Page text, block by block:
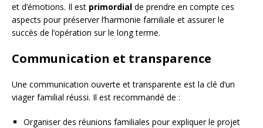
et d’émotions. Il est primordial de prendre en compte ces
aspects pour préserver l’harmonie familiale et assurer le
succès de l’opération sur le long terme.
Communication et transparence
Une communication ouverte et transparente est la clé d’un
viager familial réussi. Il est recommandé de :
Organiser des réunions familiales pour expliquer le projet